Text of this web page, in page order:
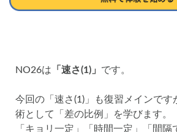
NO26は 「速さ(1)」 です。
今回の「速さ(1)」も復習メインです
術として「差の比例」を学びます。
「キョリ一定」「時間一定」「間隔